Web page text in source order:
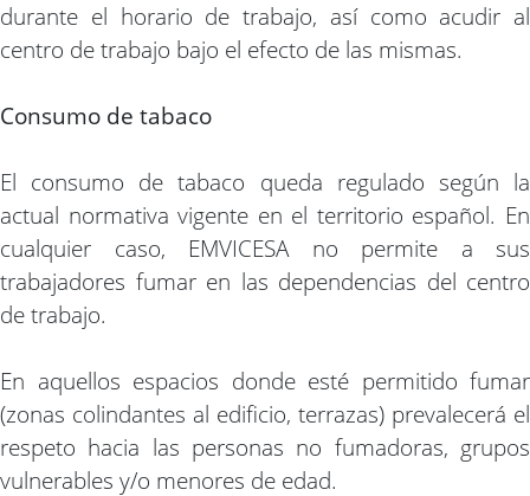
durante el horario de trabajo, así como acudir al
centro de trabajo bajo el efecto de las mismas.
Consumo de tabaco
El consumo de tabaco queda regulado según la
actual normativa vigente en el territorio español. En
cualquier caso, EMVICESA no permite a sus
trabajadores fumar en las dependencias del centro
de trabajo.
En aquellos espacios donde esté permitido fumar
(zonas colindantes al edificio, terrazas) prevalecerá el
respeto hacia las personas no fumadoras, grupos
vulnerables y/o menores de edad.